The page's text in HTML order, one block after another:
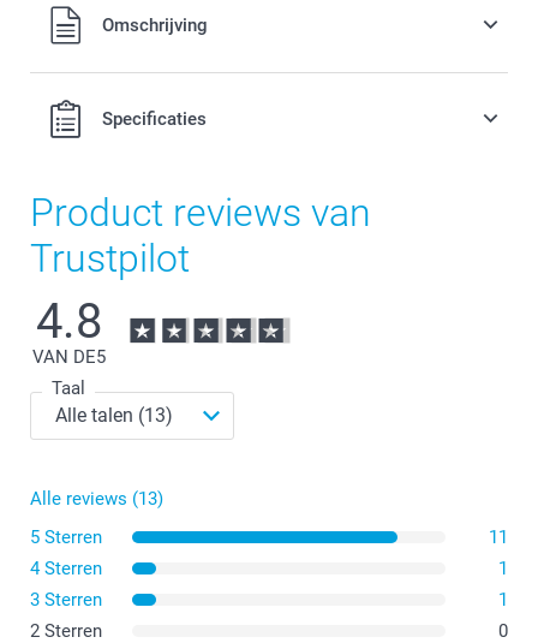
Alle prijzen zijn in EURO (€) inclusief BTW en exclusief
verzendkosten.Omschrijving
Specificaties
Product reviews van
Trustpilot
4.8
VAN DE5
Taal
Alle reviews (13)
5 Sterren
11
4 Sterren
1
3 Sterren
1
2 Sterren
0